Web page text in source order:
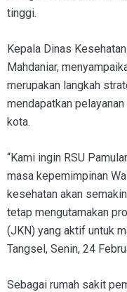
tinggi.
Kepala Dinas
Mahdaniar,
merupakan langkah
mendapatkan
kota.
“Kami ingin RSU
masa kepemimpinan
kesehatan akan
tetap mengutamakan
(JKN) yang aktif untuk
Tangsel, Senin, 24
Sebagai rumah sakit